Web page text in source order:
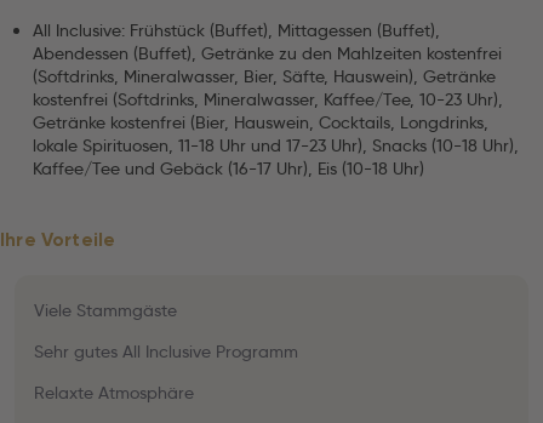
All Inclusive: Frühstück (Buffet), Mittagessen (Buffet),
Abendessen (Buffet), Getränke zu den Mahlzeiten kostenfrei
(Softdrinks, Mineralwasser, Bier, Säfte, Hauswein), Getränke
kostenfrei (Softdrinks, Mineralwasser, Kaffee/Tee, 10-23 Uhr),
Getränke kostenfrei (Bier, Hauswein, Cocktails, Longdrinks,
lokale Spirituosen, 11-18 Uhr und 17-23 Uhr), Snacks (10-18 Uhr),
Kaffee/Tee und Gebäck (16-17 Uhr), Eis (10-18 Uhr)
Ihre Vorteile
Viele Stammgäste
Sehr gutes All Inclusive Programm
Relaxte Atmosphäre